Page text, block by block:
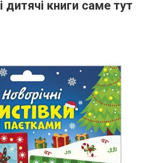
дитячі книги саме тут